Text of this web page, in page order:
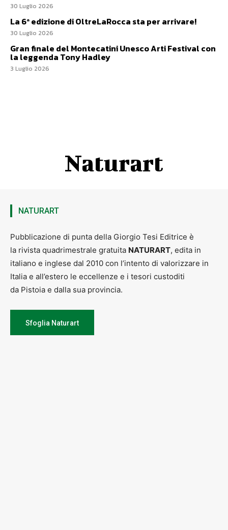
30 Luglio 2026
La 6ª edizione di OltreLaRocca sta per arrivare!
30 Luglio 2026
Gran finale del Montecatini Unesco Arti Festival con
la leggenda Tony Hadley
3 Luglio 2026
Naturart
NATURART
Pubblicazione di punta della Giorgio Tesi Editrice è
la rivista quadrimestrale gratuita NATURART, edita in
italiano e inglese dal 2010 con l’intento di valorizzare in
Italia e all’estero le eccellenze e i tesori custoditi
da Pistoia e dalla sua provincia.
Sfoglia Naturart